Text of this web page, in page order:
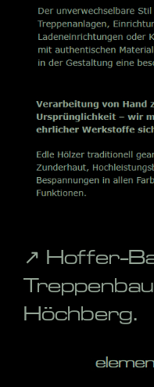
↗️ Hoffer-
Höchberg.